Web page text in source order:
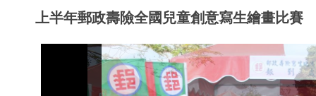
上半年郵政壽險全國兒童創意寫生繪畫比賽